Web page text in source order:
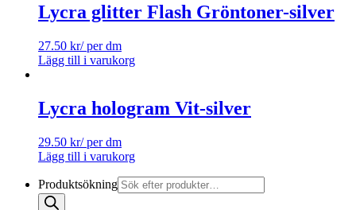
Lycra glitter Flash Gröntoner-silver
27.50 kr/ per dm
Lägg till i varukorg
Lycra hologram Vit-silver
29.50 kr/ per dm
Lägg till i varukorg
Produktsökning